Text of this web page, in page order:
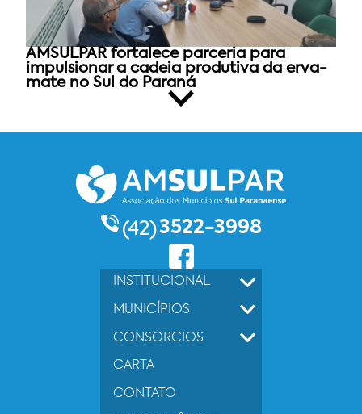
AMSULPAR fortalece parceria para
impulsionar a cadeia produtiva da erva-
mate no Sul do Paraná
(42)3522-3998
INSTITUCIONAL
MUNICÍPIOS
CONSÓRCIOS
CARTA
CONTATO